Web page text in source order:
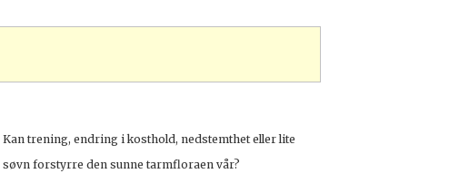
Kan trening, endring i kosthold, nedstemthet eller lite
søvn forstyrre den sunne tarmfloraen vår?